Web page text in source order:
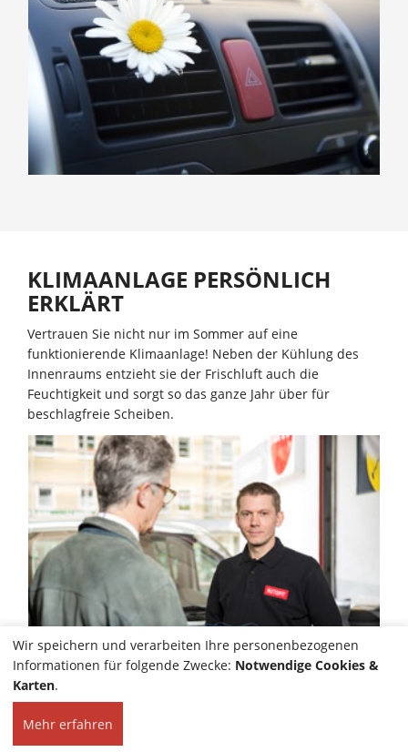
KLIMAANLAGE PERSÖNLICH
ERKLÄRT
Vertrauen Sie nicht nur im Sommer auf eine
funktionierende Klimaanlage! Neben der Kühlung des
Innenraums entzieht sie der Frischluft auch die
Feuchtigkeit und sorgt so das ganze Jahr über für
beschlagfreie Scheiben.
Wir speichern und verarbeiten Ihre personenbezogenen
Informationen für folgende Zwecke: Notwendige Cookies &
Karten.
Mehr erfahren